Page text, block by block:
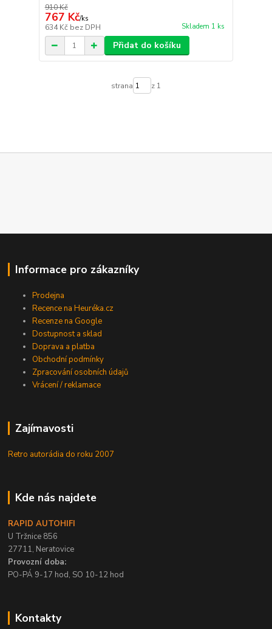
910 Kč
767 Kč/ks
634 Kč bez DPH Skladem 1 ks
Přidat do košíku
strana z 1
Informace pro zákazníky
Prodejna
Recence na Heuréka.cz
Recenze na Google
Dostupnost a sklad
Doprava a platba
Obchodní podmínky
Zpracování osobních údajů
Vrácení / reklamace
Zajímavosti
Retro autorádia do roku 2007
Kde nás najdete
RAPID AUTOHIFI
U Tržnice 856
27711, Neratovice
Provozní doba:
PO-PÁ 9-17 hod, SO 10-12 hod
Kontakty